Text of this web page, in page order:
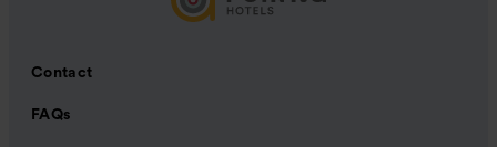
Contact
FAQs